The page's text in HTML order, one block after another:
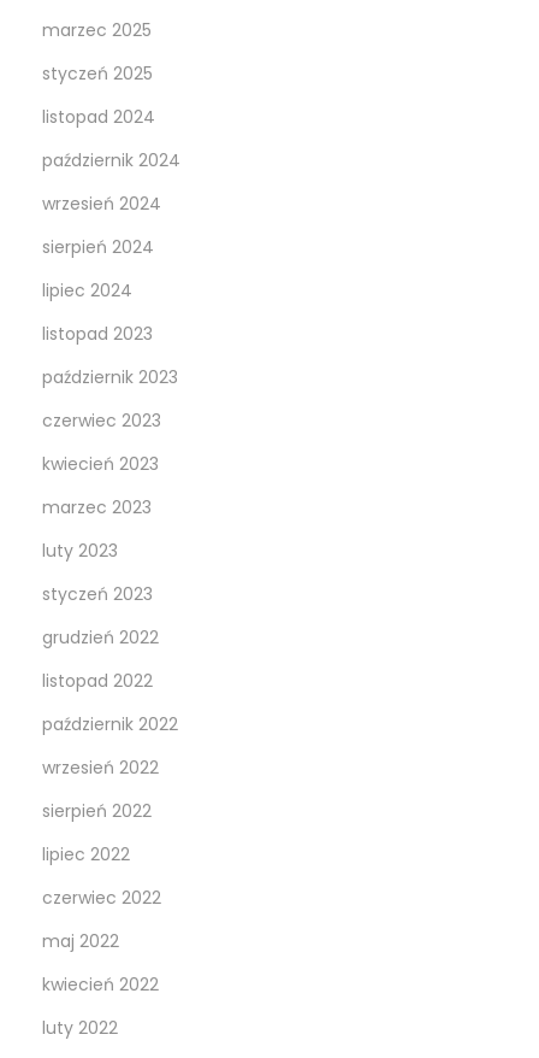
marzec 2025
styczeń 2025
listopad 2024
październik 2024
wrzesień 2024
sierpień 2024
lipiec 2024
listopad 2023
październik 2023
czerwiec 2023
kwiecień 2023
marzec 2023
luty 2023
styczeń 2023
grudzień 2022
listopad 2022
październik 2022
wrzesień 2022
sierpień 2022
lipiec 2022
czerwiec 2022
maj 2022
kwiecień 2022
luty 2022